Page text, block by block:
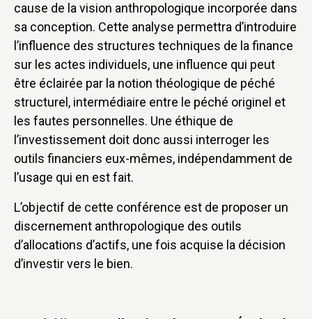
cause de la vision anthropologique incorporée dans
sa conception. Cette analyse permettra d’introduire
l’influence des structures techniques de la finance
sur les actes individuels, une influence qui peut
être éclairée par la notion théologique de péché
structurel, intermédiaire entre le péché originel et
les fautes personnelles. Une éthique de
l’investissement doit donc aussi interroger les
outils financiers eux-mêmes, indépendamment de
l’usage qui en est fait.
L’objectif de cette conférence est de proposer un
discernement anthropologique des outils
d’allocations d’actifs, une fois acquise la décision
d’investir vers le bien.